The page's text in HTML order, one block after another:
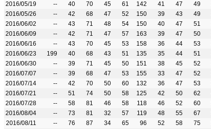
2016/05/19
-- 40 70 45 61 142 41 47 49
2016/05/26
-- 42 68 47 52 150 39 43 49
2016/06/02
-- 43 71 48 54 150 40 47 51
2016/06/09
-- 42 71 47 57 163 39 47 50
2016/06/16
-- 43 70 45 53 158 36 44 53
2016/06/23
199 40 68 43 51 135 35 44 51
2016/06/30
-- 39 71 45 50 151 38 45 52
2016/07/07
-- 39 68 47 53 155 33 47 52
2016/07/14
-- 42 70 50 60 132 36 47 53
2016/07/21
-- 51 74 50 58 125 42 50 62
2016/07/28
-- 58 81 46 58 118 46 52 60
2016/08/04
-- 73 81 32 57 119 48 55 67
2016/08/11
-- 76 87 34 65 96 52 58 75